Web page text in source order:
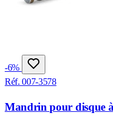
-6%
Réf. 007-3578
Mandrin pour disque